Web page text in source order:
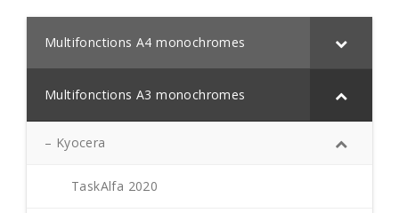
Multifonctions A4 monochromes
Multifonctions A3 monochromes
– Kyocera
TaskAlfa 2020